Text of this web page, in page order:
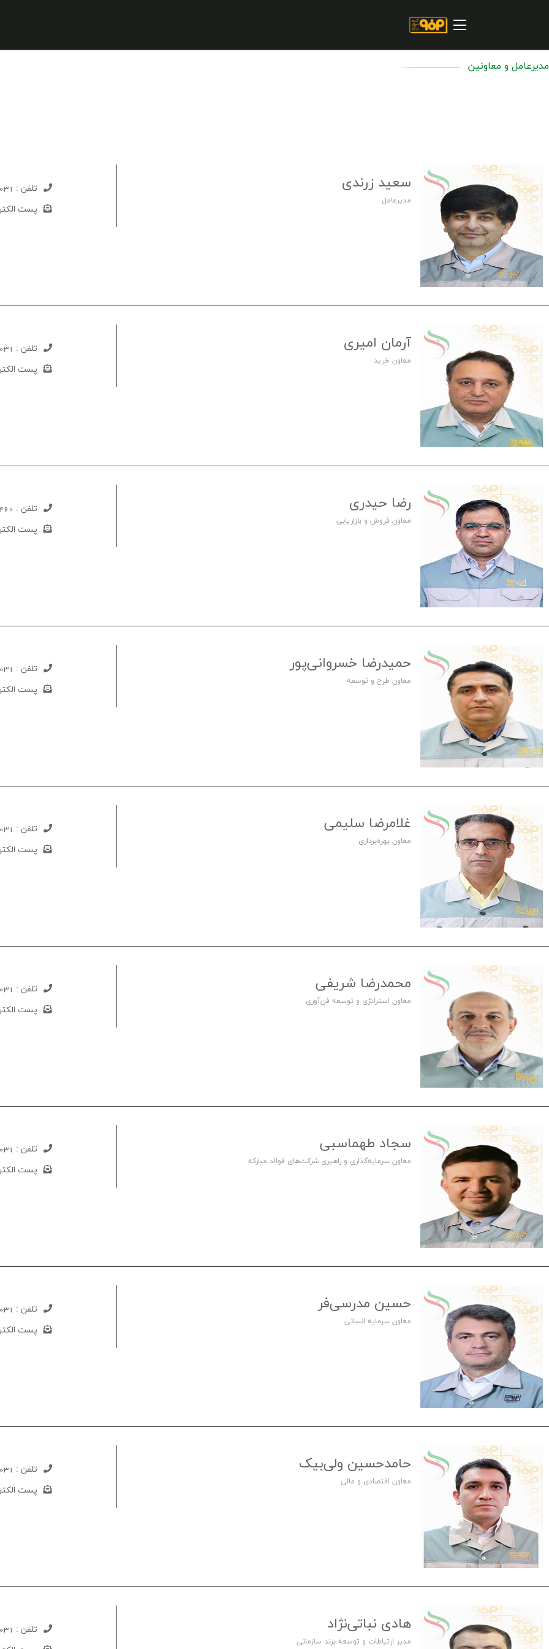
درباره شرکت
مسئولیت های اجتماعی
پروژه های سرمایه گذاری
پایداری
سهامداران
ارتباط با ما
مدیرعامل و معاونین
سعید زرندی
مدیرعامل
تلفن : 031-52733324
پست
آرمان امیری
معاون خرید
تلفن : 031-52733291
پست
رضا حیدری
معاون فروش و بازاریابی
تلفن :
پست
حمیدرضا خسروانی‌پور
معاون طرح و توسعه
تلفن : 031-52733520
پست
غلامرضا سلیمی
معاون بهره‌برداری
تلفن : 031-52733206
پست
محمدرضا شریفی
معاون استراتژی و توسعه فن‌آوری
تلفن : 031-52733226
پست
سجاد طهماسبی
معاون سرمایه‌گذاری و راهبری شرکت‌های فولاد مبارکه
تلفن : 031-52735110
پست
حسین مدرسی‌فر
معاون سرمایه انسانی
تلفن : 031-52733404
پست
حامدحسین ولی‌بیک
معاون اقتصادی و مالی
تلفن : 031-52733240
پست
هادی نباتی‌نژاد
مدیر ارتباطات و توسعه برند سازمانی
تلفن : 031-52733451